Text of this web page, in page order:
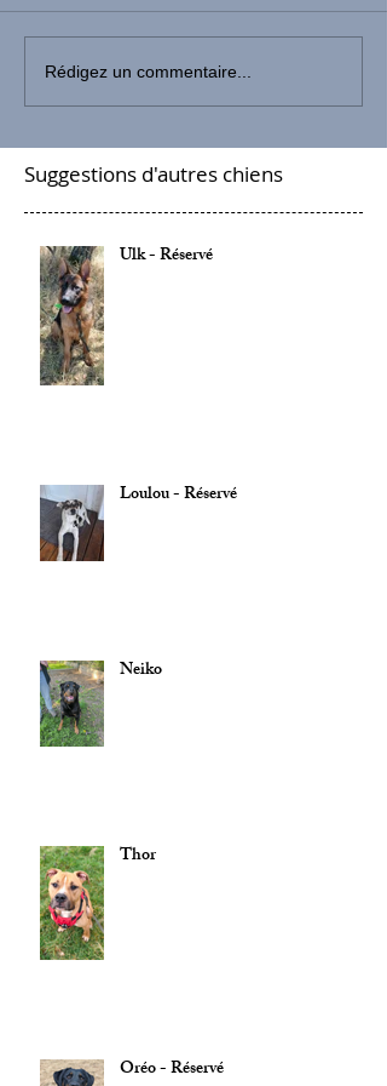
Rédigez un commentaire...
Suggestions d'autres chiens
Ulk - Réservé
Loulou - Réservé
Neiko
Thor
Oréo - Réservé